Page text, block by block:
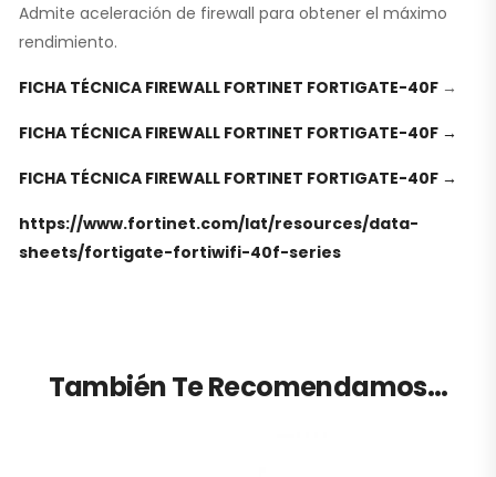
Admite aceleración de firewall para obtener el máximo
rendimiento.
FICHA TÉCNICA FIREWALL FORTINET FORTIGATE-40F →
FICHA TÉCNICA FIREWALL FORTINET FORTIGATE-40F →
FICHA TÉCNICA FIREWALL FORTINET FORTIGATE-40F →
https://www.fortinet.com/lat/resources/data-
sheets/fortigate-fortiwifi-40f-series
También Te Recomendamos…